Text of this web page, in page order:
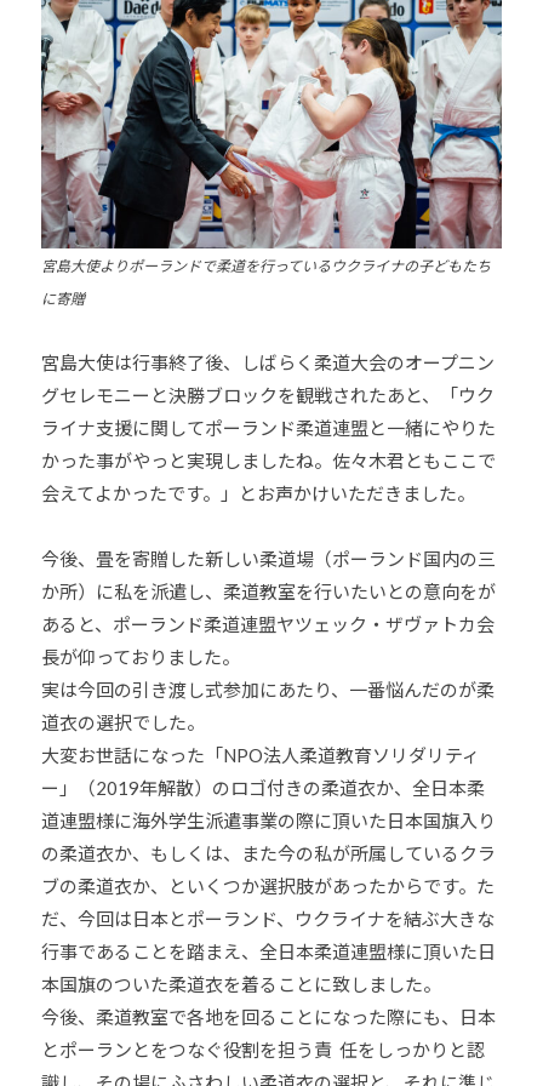
宮島大使よりポーランドで柔道を行っているウクライナの子どもたち
に寄贈
宮島大使は行事終了後、しばらく柔道大会のオープニン
グセレモニーと決勝ブロックを観戦されたあと、「ウク
ライナ支援に関してポーランド柔道連盟と一緒にやりた
かった事がやっと実現しましたね。佐々木君ともここで
会えてよかったです。」とお声かけいただきました。
今後、畳を寄贈した新しい柔道場（ポーランド国内の三
か所）に私を派遣し、柔道教室を行いたいとの意向をが
あると、ポーランド柔道連盟ヤツェック・ザヴァトカ会
長が仰っておりました。
実は今回の引き渡し式参加にあたり、一番悩んだのが柔
道衣の選択でした。
大変お世話になった「NPO法人柔道教育ソリダリティ
ー」（2019年解散）のロゴ付きの柔道衣か、全日本柔
道連盟様に海外学生派遣事業の際に頂いた日本国旗入り
の柔道衣か、もしくは、また今の私が所属しているクラ
ブの柔道衣か、といくつか選択肢があったからです。た
だ、今回は日本とポーランド、ウクライナを結ぶ大きな
行事であることを踏まえ、全日本柔道連盟様に頂いた日
本国旗のついた柔道衣を着ることに致しました。
今後、柔道教室で各地を回ることになった際にも、日本
とポーランとをつなぐ役割を担う責 任をしっかりと認